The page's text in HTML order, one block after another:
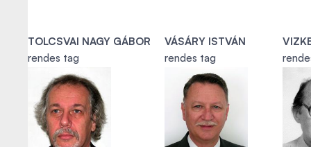
TOLCSVAI NAGY GÁBOR
rendes tag
VÁSÁRY ISTVÁN
rendes tag